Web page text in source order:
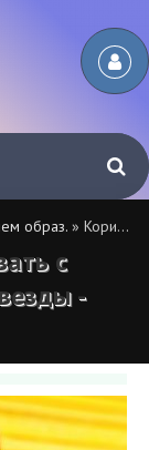
образ. » Корикова решилась позировать с округлившимся животом - Звезды - WomanHit.ru - «Красота»
с
-